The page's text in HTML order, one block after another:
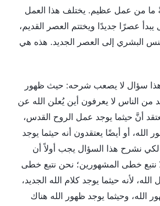
ما من عمل عظيم. يختلف هذا العمل
عصرًا جديدًا ويختتم العصر القديم،
البشري إلى العصر الجديد. هذه هي
هذا سؤال لا يصعب شرحه: حيث ظهور
من الناس لا يعرفون أين يُعلن الله عن
أنَّ حيثما يوجد عمل الروح القدس،
أو أيضًا يعتقدون أنه حيثما يوجد
نشرح هذا السؤال يجب أولاً أن
نتبع خطى المشهورين؛ نحن نتبع خطى
لأنه حيثما يوجد كلام الله الجديد،
الله، وحيثما يوجد ظهور الله هناك